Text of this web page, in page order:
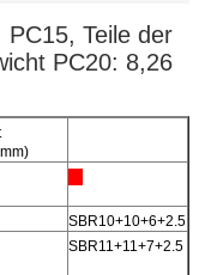
Teile der
PC20: 8,26
SBR10+10+6+2.5
SBR11+11+7+2.5